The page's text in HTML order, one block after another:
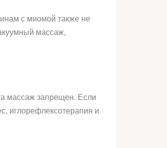
с миомой также не
массаж,
массаж запрещен. Если
иглорефлексотерапия и